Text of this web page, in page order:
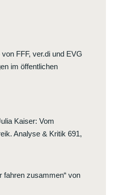
FFF, ver.di und EVG
im öffentlichen
Kaiser:Vom
Analyse & Kritik 691,
fahren zusammen“ von